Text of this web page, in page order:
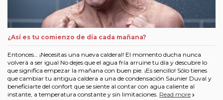
¿Así es tu comienzo de día cada mañana?
Entonces… ¡Necesitas una nueva calderal! El momento ducha nunca
volverá a ser igual No dejes que el agua fría arruine tu día y descubre lo
que significa empezar la mañana con buen pie. ¡Es sencillo! Sólo tienes
que cambiar tu antigua caldera a una de condensación Saunier Duval y
beneficiarte del confort que se siente al contar con agua caliente al
instante, a temperatura constante y sin limitaciones. Read more